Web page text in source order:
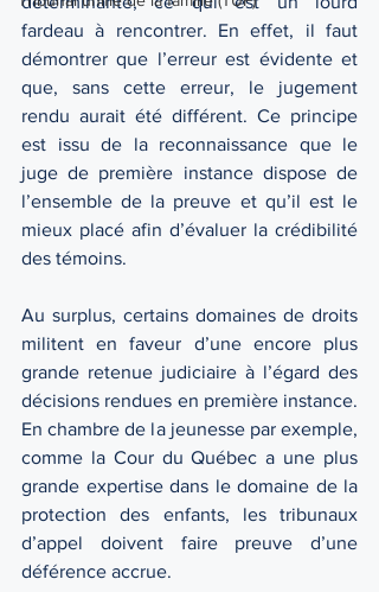
fardeau à rencontrer. En effet, il faut
démontrer que l’erreur est évidente et
que, sans cette erreur, le jugement
rendu aurait été différent. Ce principe
est issu de la reconnaissance que le
juge de première instance dispose de
l’ensemble de la preuve et qu’il est le
mieux placé afin d’évaluer la crédibilité
des témoins.
Au surplus, certains domaines de droits
militent en faveur d’une encore plus
grande retenue judiciaire à l’égard des
décisions rendues en première instance.
En chambre de la jeunesse par exemple,
comme la Cour du Québec a une plus
grande expertise dans le domaine de la
protection des enfants, les tribunaux
d’appel doivent faire preuve d’une
déférence accrue.